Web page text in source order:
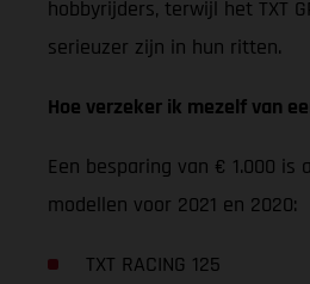
hobbyrijders, terwijl het TXT
serieuzer zijn in hun ritten.
Hoe verzeker ik mezelf van
Een besparing van € 1.000
modellen voor 2021 en 2020:
TXT RACING 125